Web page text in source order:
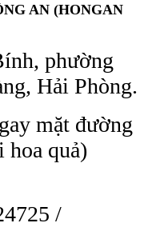
AN (HONGAN
phường
Hải Phòng.
mặt đường
hoa quả)
/